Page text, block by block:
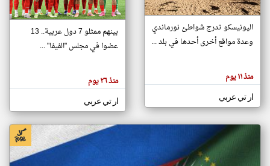
تغيير الدولة
اخبار جزر القمر على مدار الساعة
أهم اخبار جزر القمر العاجلة والمباشرة
هنا عن
وجهة
كاتبيها.
اليونيسكو تدرج شواطئ نورماندي
وعدة مواقع أخرى أحدها في بلد ...
منذ ١١ يوم
ار تي عربي
بينهم ممثلو 7 دول عربية.. 13
عضوا في مجلس "الفيفا" ...
منذ ٢٦ يوم
ار تي عربي
klyoum.com